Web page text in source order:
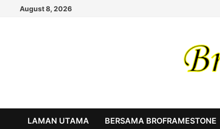
August 8, 2026
LAMAN UTAMA BERSAMA BROFRAMESTONE